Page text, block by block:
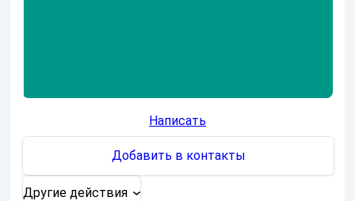
Написать
Добавить в контакты
Другие действия